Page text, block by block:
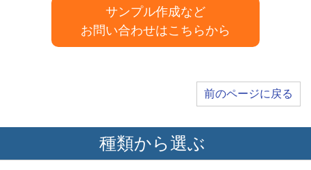
サンプル作成など
お問い合わせはこちらから
前のページに戻る
種類から選ぶ